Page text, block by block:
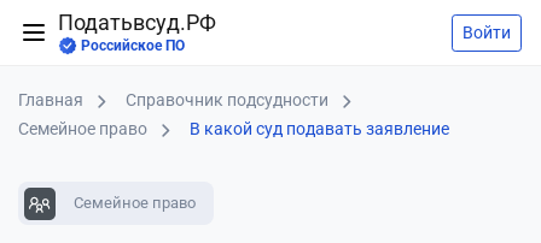
Податьвсуд.РФ
Российское ПО
Войти
Главная
Справочник подсудности
Семейное право
В какой суд подавать заявление
Семейное право